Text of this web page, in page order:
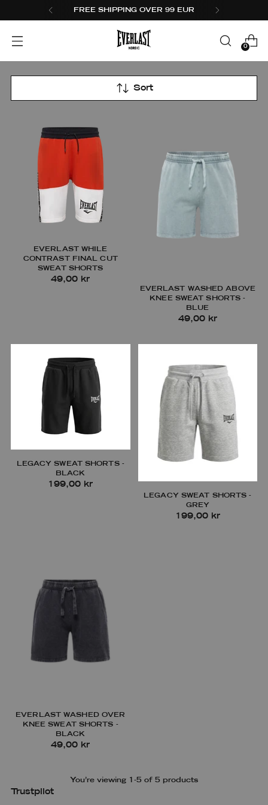
FREE SHIPPING OVER 99 EUR
0
Sort
EVERLAST WHILE
CONTRAST FINAL CUT
SWEAT SHORTS
49,00 kr
EVERLAST WASHED ABOVE
KNEE SWEAT SHORTS -
BLUE
49,00 kr
LEGACY SWEAT SHORTS -
BLACK
199,00 kr
LEGACY SWEAT SHORTS -
GREY
199,00 kr
EVERLAST WASHED OVER
KNEE SWEAT SHORTS -
BLACK
49,00 kr
You’re viewing 1-5 of 5 products
Trustpilot